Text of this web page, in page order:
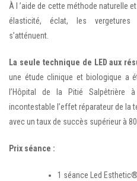
À l ’aide de cette méthode naturelle
élasticité, éclat, les vergetures
s’atténuent.
La seule technique de LED aux
une étude clinique et biologique a
l’Hôpital de la Pitié Salpêtrière
incontestable l’effet réparateur de la
avec un taux de succès supérieur à
Prix séance :
1 séance Led